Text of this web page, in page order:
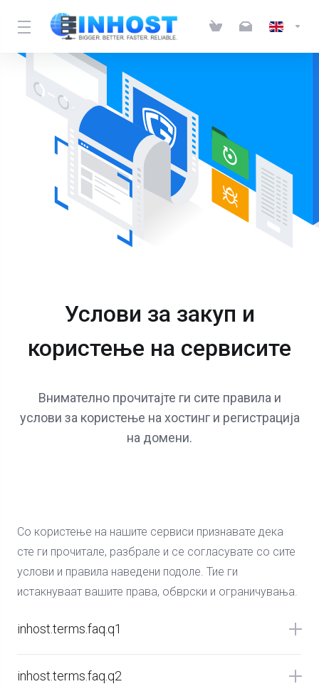
Услови за закуп и
користење на сервисите
Внимателно прочитајте ги сите правила и
услови за користење на хостинг и регистрација
на домени.
Со користење на нашите сервиси признавате дека
сте ги прочитале, разбрале и се согласувате со сите
услови и правила наведени подоле. Тие ги
истакнуваат вашите права, обврски и ограничувања.
inhost.terms.faq.q1
inhost.terms.faq.q2